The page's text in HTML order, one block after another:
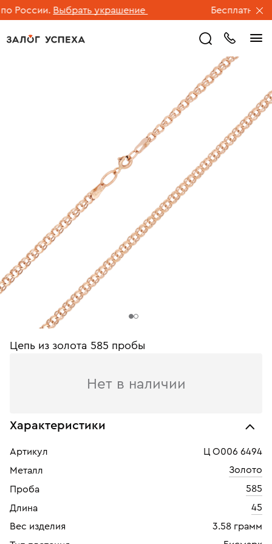
России. Выбрать украшение Бесплатная
Цепь из золота 585 пробы
Нет в наличии
Характеристики
Артикул
Ц О006 6494
Металл
Золото
Проба
585
Длина
45
Вес изделия
3.58 грамм